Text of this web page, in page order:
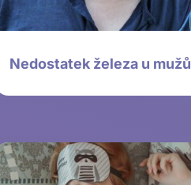
Nedostatek železa u mužů